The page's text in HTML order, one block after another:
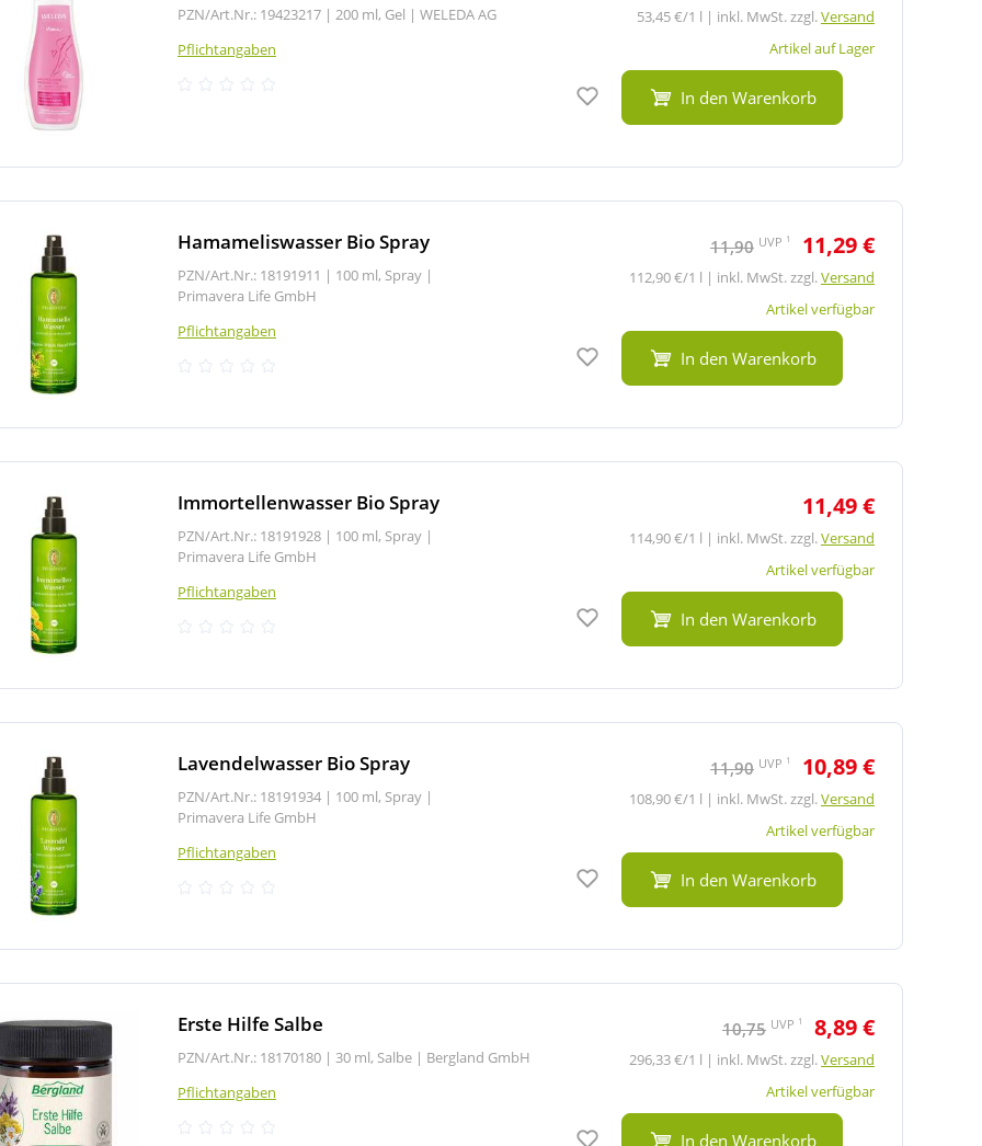
PZN/Art.Nr.: 19423217 | 200 ml, Gel | WELEDA AG
Pflichtangaben
53,45 €/1 l | inkl. MwSt. zzgl.Versand
Artikel auf Lager
Auf den Merkzettel
In den Warenkorb
Hamameliswasser Bio Spray
PZN/Art.Nr.: 18191911 | 100 ml, Spray |
Primavera Life GmbH
Pflichtangaben
11,90 UVP 1 11,29 €
112,90 €/1 l | inkl. MwSt. zzgl.Versand
Artikel verfügbar
Auf den Merkzettel
In den Warenkorb
Immortellenwasser Bio Spray
PZN/Art.Nr.: 18191928 | 100 ml, Spray |
Primavera Life GmbH
Pflichtangaben
11,49 €
114,90 €/1 l | inkl. MwSt. zzgl.Versand
Artikel verfügbar
Auf den Merkzettel
In den Warenkorb
Lavendelwasser Bio Spray
PZN/Art.Nr.: 18191934 | 100 ml, Spray |
Primavera Life GmbH
Pflichtangaben
11,90 UVP 1 10,89 €
108,90 €/1 l | inkl. MwSt. zzgl.Versand
Artikel verfügbar
Auf den Merkzettel
In den Warenkorb
Erste Hilfe Salbe
PZN/Art.Nr.: 18170180 | 30 ml, Salbe | Bergland GmbH
Pflichtangaben
10,75 UVP 1 8,89 €
296,33 €/1 l | inkl. MwSt. zzgl.Versand
Artikel verfügbar
Auf den Merkzettel
In den Warenkorb